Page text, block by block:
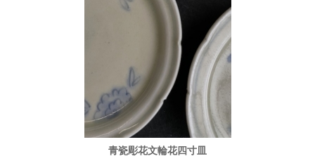
青瓷彫花文輪花四寸皿